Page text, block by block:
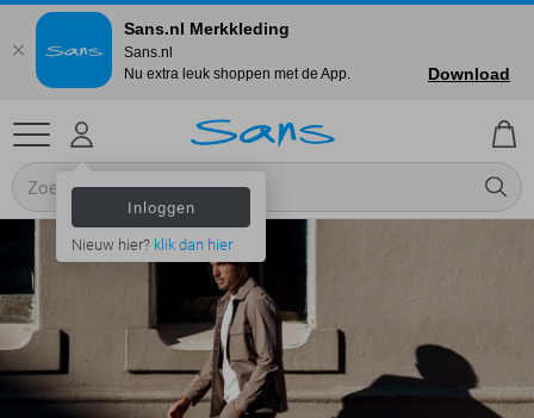
Inloggen
Nieuw hier? klik dan hier
Sans.nl Merkkleding
Sans.nl
Nu extra leuk shoppen met de App.
Download